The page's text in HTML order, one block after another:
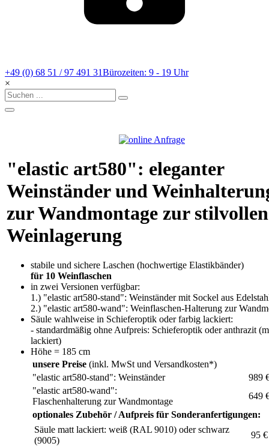
+49 (0) 68 51 / 97 491 31Bürozeiten: 9 - 19 Uhr
×
"elastic art580": eleganter
Weinständer und
zur Wandmontage zur stilvollen
Weinlagerung
stabile und sichere Laschen (hochwertige Elastikbänder)
für 10 Weinflaschen
in zwei Versionen verfügbar:
1.) "elastic art580-stand": Weinständer mit Sockel aus
2.) "elastic art580-wand": Weinflaschen-Halterung zur
Säule wahlweise in Schieferoptik oder farbig lackiert:
- standardmäßig ohne Aufpreis: Schieferoptik oder anthrazit
lackiert)
Höhe = 185 cm
unsere Preise (inkl. MwSt und Versandkosten*)
"elastic art580-stand": Weinständer
989
"elastic art580-wand":
Flaschenhalterung zur Wandmontage
649
optionales Zubehör / Aufpreis für Sonderanfertigungen:
Säule matt lackiert: weiß (RAL 9010) oder schwarz
(9005)
95 €